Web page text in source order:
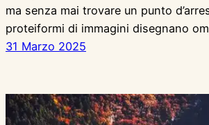
ma senza mai trovare un punto
proteiformi di immagini disegnano
31 Marzo 2025